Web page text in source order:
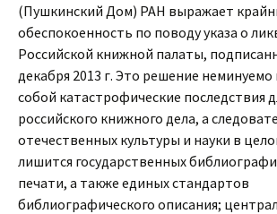
(Пушкинский Дом) РАН выражает
обеспокоенность по поводу указа о
Российской книжной палаты,
декабря 2013 г. Это решение неминуемо
собой катастрофические последствия
российского книжного дела, а
отечественных культуры и науки в
лишится государственных
печати, а также единых стандартов
библиографического описания;